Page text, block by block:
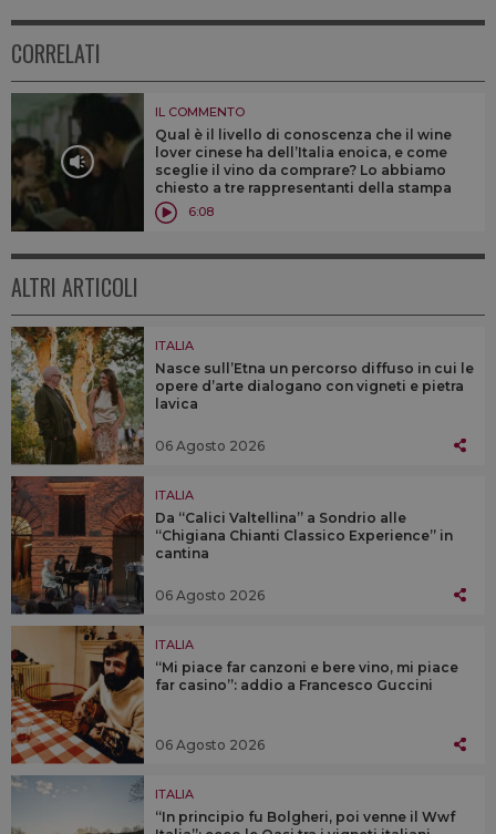
CORRELATI
IL COMMENTO
Qual è il livello di conoscenza che il wine
lover cinese ha dell’Italia enoica, e come
sceglie il vino da comprare? Lo abbiamo
chiesto a tre rappresentanti della stampa
enogastronomica del gigante asiatico alla
scoperta del Belpaese enogastronomico
6:08
ALTRI ARTICOLI
ITALIA
Nasce sull’Etna un percorso diffuso in cui le
opere d’arte dialogano con vigneti e pietra
lavica
06 Agosto 2026
ITALIA
Da “Calici Valtellina” a Sondrio alle
“Chigiana Chianti Classico Experience” in
cantina
06 Agosto 2026
ITALIA
“Mi piace far canzoni e bere vino, mi piace
far casino”: addio a Francesco Guccini
06 Agosto 2026
ITALIA
“In principio fu Bolgheri, poi venne il Wwf